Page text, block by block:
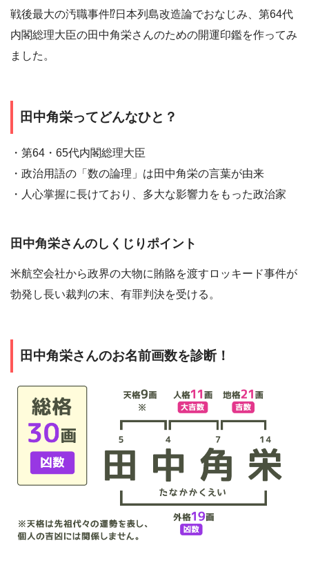
戦後最大の汚職事件⁉日本列島改造論でおなじみ、第64代
内閣総理大臣の田中角栄さんのための開運印鑑を作ってみ
ました。
田中角栄ってどんなひと？
・第64・65代内閣総理大臣
・政治用語の「数の論理」は田中角栄の言葉が由来
・人心掌握に長けており、多大な影響力をもった政治家
田中角栄さんのしくじりポイント
米航空会社から政界の大物に賄賂を渡すロッキード事件が
勃発し長い裁判の末、有罪判決を受ける。
田中角栄さんのお名前画数を診断！